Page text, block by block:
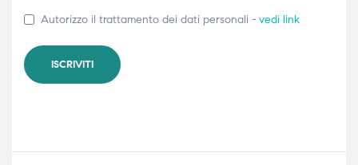
Autorizzo il trattamento dei dati personali - vedi link